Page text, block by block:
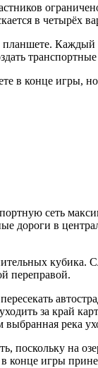
в четырёх
в конце игры,
сеть
дороги в
кубика.
переправой.
за край
река
поскольку на
конце игры